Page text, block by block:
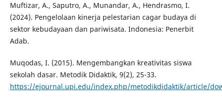
Muftizar, A., Saputro, A., Munandar, A., Hendrasmo, I.
(2024). Pengelolaan kinerja pelestarian cagar budaya di
sektor kebudayaan dan pariwisata. Indonesia: Penerbit
Adab.
Muqodas, I. (2015). Mengembangkan kreativitas siswa
sekolah dasar. Metodik Didaktik, 9(2), 25-33.
https://ejournal.upi.edu/index.php/metodikdidaktik/article/